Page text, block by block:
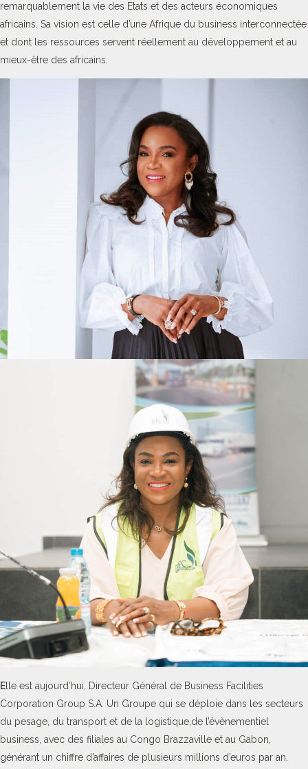
remarquablement la vie des Etats et des acteurs économiques
africains. Sa vision est celle d’une Afrique du business interconnectée
et dont les ressources servent réellement au développement et au
mieux-être des africains.
E lle est aujourd’hui, Directeur Général de Business Facilities
Corporation Group S.A. Un Groupe qui se déploie dans les secteurs
du pesage, du transport et de la logistique,de l’évènementiel
business, avec des filiales au Congo Brazzaville et au Gabon,
générant un chiffre d’affaires de plusieurs millions d’euros par an.